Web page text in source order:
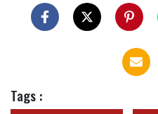
Tags :